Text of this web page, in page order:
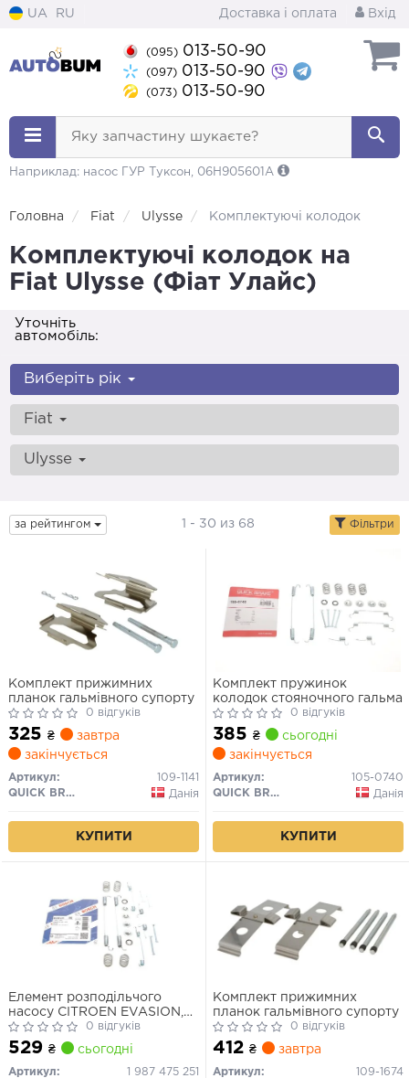
UA RU Доставка і оплата Вхід
(095) 013-50-90
(097) 013-50-90
(073) 013-50-90
Яку запчастину шукаєте?
Наприклад: насос ГУР Туксон, 06H905601A
Головна Fiat Ulysse Комплектуючі колодок
Комплектуючі колодок на
Fiat Ulysse (Фіат Улайс)
Уточніть
автомобіль:
Виберіть рік
Fiat
Ulysse
за рейтингом 1 - 30 из 68 Фільтри
Комплект прижимних
планок гальмівного супорту
0 відгуків
325 ₴
завтра
закінчується
Артикул:
109-1141
QUICK BRAKE
Данія
КУПИТИ
Комплект пружинок
колодок стояночного гальма
0 відгуків
385 ₴
сьогодні
закінчується
Артикул:
105-0740
QUICK BRAKE
Данія
КУПИТИ
Елемент розподільчого
насосу CITROEN EVASION,
JUMPY I FIAT SCUDO,
ULYSSE LANCIA ZETA
PEUGEOT 806, EXPERT
1580SPI-WJZ(DW8) 06.94-
0 відгуків
529 ₴ сьогодні
Артикул:
1 987 475 251
Комплект прижимних
планок гальмівного супорту
0 відгуків
412 ₴ завтра
Артикул:
109-1674